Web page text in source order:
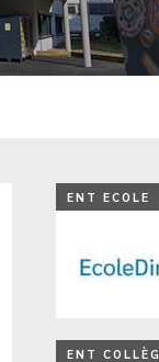
ENT ECOLE
ENT